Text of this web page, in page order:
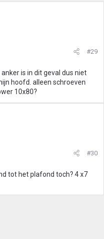
#29
is in dit geval dus niet
hoofd. alleen schroeven
10x80?
#30
tot het plafond toch? 4 x7